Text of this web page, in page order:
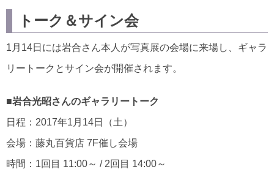
トーク＆サイン会
1月14日には岩合さん本人が写真展の会場に来場し、ギャラ
リートークとサイン会が開催されます。
■岩合光昭さんのギャラリートーク
日程：2017年1月14日（土）
会場：藤丸百貨店 7F催し会場
時間：1回目 11:00～ / 2回目 14:00～